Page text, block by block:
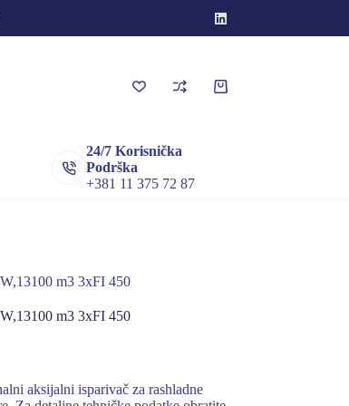
Korpa
24/7 Korisnička
Podrška
+381 11 375 72 87
m3 3xFI 450
m3 3xFI 450
aksijalni isparivač za rashladne